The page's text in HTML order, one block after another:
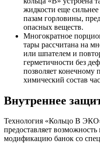
жидкости еще
пазам горловины,
опасных веществ.
Многократное
тары рассчитана на
или шпателем и
герметичности без
позволяет конечному
химический состав
Внутреннее
Технология «Кольцо B
предоставляет
модификацию банок со